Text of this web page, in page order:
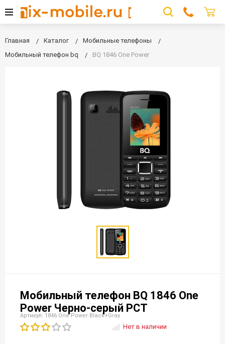
Главная Каталог
Мобильные телефоны
Мобильный телефон bq
BQ 1846 One Power
Мобильный телефон BQ 1846 One
Power Черно-серый РСТ
Артикул: 1846 One Power Black+Gray
Нет в наличии